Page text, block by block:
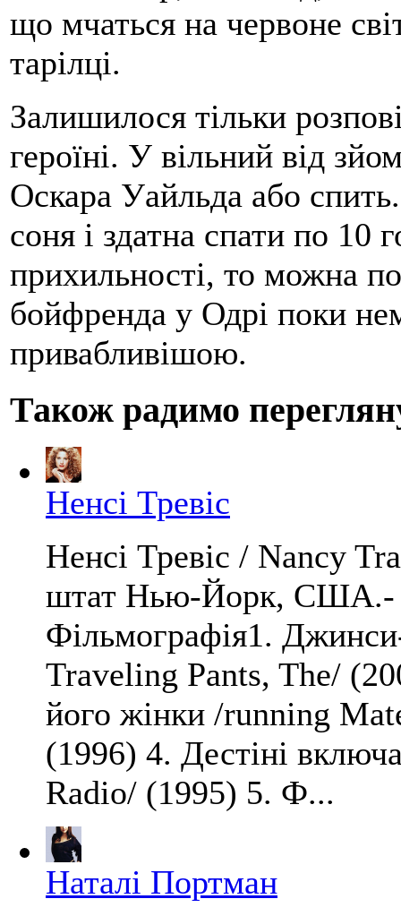
що мчаться на червоне
тарілці.
Залишилося тільки
героїні. У вільний від
Оскара Уайльда або
соня і здатна спати по
прихильності, то можна
бойфренда у Одрі поки
привабливішою.
Також радимо
Ненсі Тревіс
Ненсі Тревіс / Nancy
штат Нью-Йорк, США.-
Фільмографія1.
Traveling Pants, The/
його жінки /running
(1996) 4. Дестіні
Radio/ (1995) 5. Ф...
Наталі Портман